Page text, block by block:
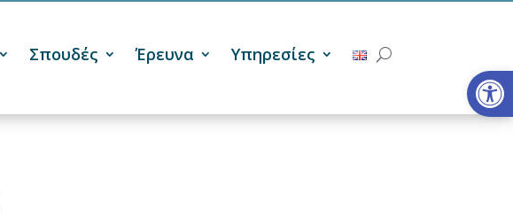
Σπουδές Έρευνα Υπηρεσίες